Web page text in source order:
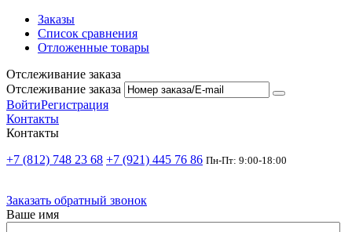
Заказы
Список сравнения
Отложенные товары
Отслеживание заказа
Отслеживание заказа
ВойтиРегистрация
Контакты
Контакты
+7 (812) 748 23 68 +7 (921) 445 76 86 Пн-Пт: 9:00-18:00
Заказать обратный звонок
Ваше имя